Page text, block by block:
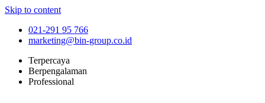
Skip to content
021-291 95 766
marketing@bin-group.co.id
Terpercaya
Berpengalaman
Professional